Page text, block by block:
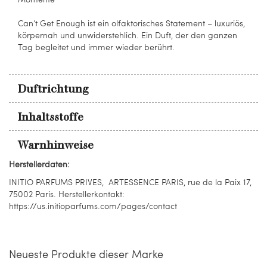
Can’t Get Enough ist ein olfaktorisches Statement – luxuriös,
körpernah und unwiderstehlich. Ein Duft, der den ganzen
Tag begleitet und immer wieder berührt.
Duftrichtung
Inhaltsstoffe
Warnhinweise
Herstellerdaten:
INITIO PARFUMS PRIVES, ARTESSENCE PARIS, rue de la Paix 17,
75002 Paris. Herstellerkontakt:
https://us.initioparfums.com/pages/contact
Neueste Produkte dieser Marke